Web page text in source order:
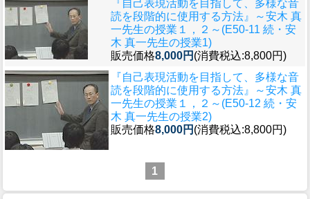
『自己表現活動を目指して、多様な音
読を段階的に使用する方法』～安木 真
一先生の授業１，２～(E50-11 続・安
木 真一先生の授業1)
販売価格8,000円 (消費税込:8,800円)
『自己表現活動を目指して、多様な音
読を段階的に使用する方法』～安木 真
一先生の授業１，２～(E50-12 続・安
木 真一先生の授業2)
販売価格8,000円 (消費税込:8,800円)
1